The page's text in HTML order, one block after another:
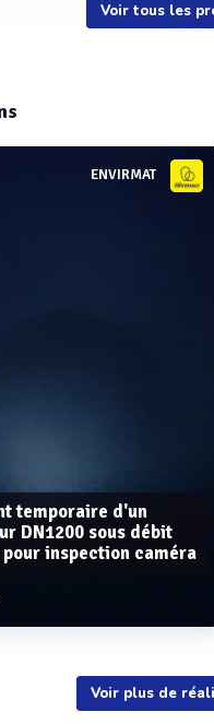
Voir tous les
ENVIRMAT
temporaire d'un
DN1200 sous débit
inspection caméra
Voir plus
Voir plus de